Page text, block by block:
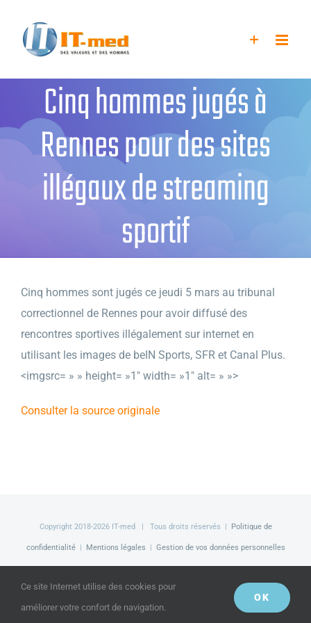
contenu
Cinq hommes jugés à
Rennes pour des sites
illégaux de streaming
sportif
Cinq hommes sont jugés ce jeudi 5 mars au tribunal
correctionnel de Rennes pour avoir diffusé des
rencontres sportives illégalement sur internet en
utilisant les images de beIN Sports, SFR et Canal Plus.
<imgsrc= » » height= »1″ width= »1″ alt= » »>
Consulter la source originale
Copyright 2018-2026 IT-med | Tous droits réservés | Politique de
confidentialité| Mentions légales | Gestion de vos données personnelles
Ce site Internet utilise des cookies pour
améliorer votre confort de navigation.
OK